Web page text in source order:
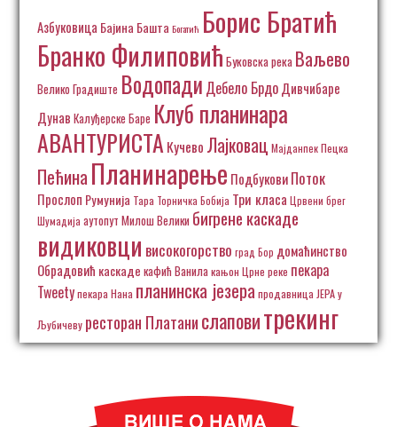
Азбуковица Бајина Башта Богатић Борис Братић
Бранко Филиповић Буковска река Ваљево
Велико Градиште Водопади Дебело БрдоДивчибаре
Дунав Калуђерске Баре Клуб планинара
АВАНТУРИСТА Кучево Лајковац Мајданпек Пецка
Пећина Планинарење ПодбуковиПоток
Прослоп Румунија Тара Торничка Бобија Три класа Црвени брег
Шумадија аутопут Милош Велики бигрене каскаде
видиковци високогорство град Бор домаћинство
Обрадовић каскаде кафић Ванила кањон Црне реке пекара
Tweetyпекара Нана планинска језера продавница ЈЕРА у
Љубичеву ресторан Платанислаповитрекинг